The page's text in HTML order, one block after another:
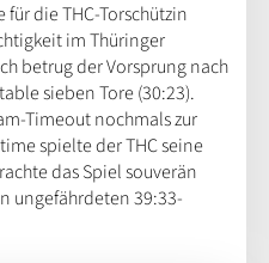
für die THC-Torschützin
im Thüringer
betrug der Vorsprung nach
sieben Tore (30:23).
Timeout nochmals zur
spielte der THC seine
das Spiel souverän
ungefährdeten 39:33-